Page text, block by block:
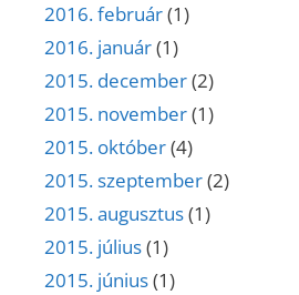
2016. február(1)
2016. január(1)
2015. december(2)
2015. november(1)
2015. október(4)
2015. szeptember(2)
2015. augusztus(1)
2015. július(1)
2015. június(1)